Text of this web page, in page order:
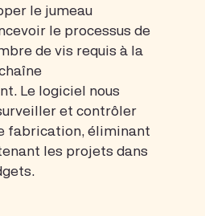
le jumeau
le processus de
de vis requis à la
Le logiciel nous
et contrôler
fabrication, éliminant
les projets dans